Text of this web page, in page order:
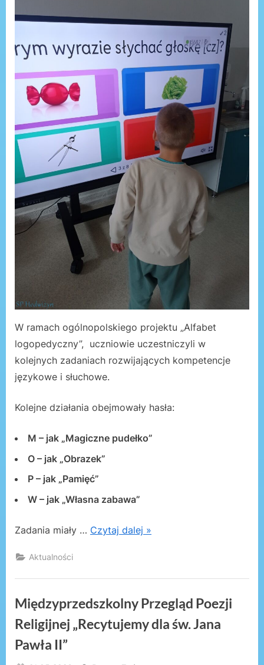
W ramach ogólnopolskiego projektu „Alfabet
logopedyczny”, uczniowie uczestniczyli w
kolejnych zadaniach rozwijających kompetencje
językowe i słuchowe.
Kolejne działania obejmowały hasła:
M – jak „Magiczne pudełko”
O – jak „Obrazek”
P – jak „Pamięć”
W – jak „Własna zabawa”
Zadania miały … Czytaj dalej »
Aktualności
Międzyprzedszkolny Przegląd Poezji
Religijnej „Recytujemy dla św. Jana
Pawła II”